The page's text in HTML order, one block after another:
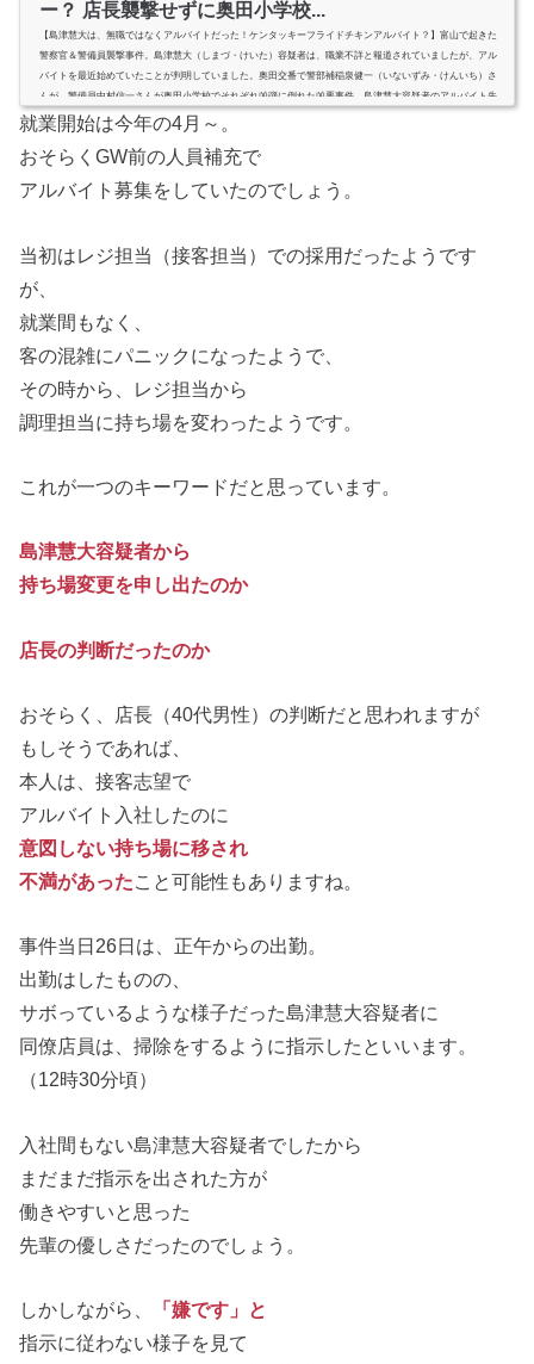
ー？ 店長襲撃せずに奥田小学校...
【島津慧大は、無職ではなくアルバイトだった！ケンタッキーフライドチキンアルバイト？】富山で起きた
警察官＆警備員襲撃事件。島津慧大（しまづ・けいた）容疑者は、職業不詳と報道されていましたが、アル
バイトを最近始めていたことが判明していました。奥田交番で警部補稲泉健一（いないずみ・けんいち）さ
んが、警備員中村信一さんが奥田小学校でそれぞれ凶弾に倒れた凶悪事件。島津慧大容疑者のアルバイト先
はそこから徒歩30分ほどの距離になります。事件当日もアルバイトに入っていた島津慧大容疑者はアルバイ
ト先で叱責された...
就業開始は今年の4月～。
おそらくGW前の人員補充で
アルバイト募集をしていたのでしょう。
当初はレジ担当（接客担当）での採用だったようです
が、
就業間もなく、
客の混雑にパニックになったようで、
その時から、レジ担当から
調理担当に持ち場を変わったようです。
これが一つのキーワードだと思っています。
島津慧大容疑者から
持ち場変更を申し出たのか
店長の判断だったのか
おそらく、店長（40代男性）の判断だと思われますが
もしそうであれば、
本人は、接客志望で
アルバイト入社したのに
意図しない持ち場に移され
不満があったこと可能性もありますね。
事件当日26日は、正午からの出勤。
出勤はしたものの、
サボっているような様子だった島津慧大容疑者に
同僚店員は、掃除をするように指示したといいます。
（12時30分頃）
入社間もない島津慧大容疑者でしたから
まだまだ指示を出された方が
働きやすいと思った
先輩の優しさだったのでしょう。
しかしながら、
「嫌です」と
指示に従わない様子を見て